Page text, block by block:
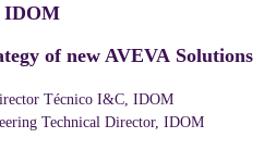
IDOM
of new AVEVA Solutions
Técnico I&C, IDOM
Technical Director, IDOM